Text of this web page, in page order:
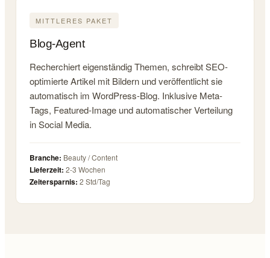
MITTLERES PAKET
Blog-Agent
Recherchiert eigenständig Themen, schreibt SEO-
optimierte Artikel mit Bildern und veröffentlicht sie
automatisch im WordPress-Blog. Inklusive Meta-
Tags, Featured-Image und automatischer Verteilung
in Social Media.
Branche: Beauty / Content
Lieferzeit: 2-3 Wochen
Zeitersparnis: 2 Std/Tag